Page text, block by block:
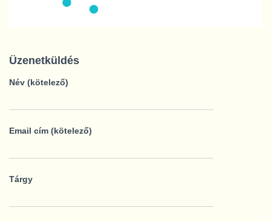
Üzenetküldés
Név (kötelező)
Email cím (kötelező)
Tárgy